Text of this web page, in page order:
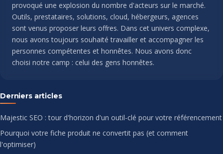
provoqué une explosion du nombre d'acteurs sur le marché.
Outils, prestataires, solutions, cloud, hébergeurs, agences
sont venus proposer leurs offres. Dans cet univers complexe,
nous avons toujours souhaité travailler et accompagner les
personnes compétentes et honnêtes. Nous avons donc
choisi notre camp : celui des gens honnêtes.
Derniers articles
Majestic SEO : tour d'horizon d'un outil-clé pour votre référencement
Pourquoi votre fiche produit ne convertit pas (et comment
l'optimiser)